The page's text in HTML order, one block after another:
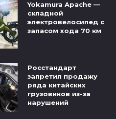
Yokamura Apache —
складной
электровелосипед с
запасом хода 70 км
Росстандарт
запретил продажу
ряда китайских
грузовиков из-за
нарушений